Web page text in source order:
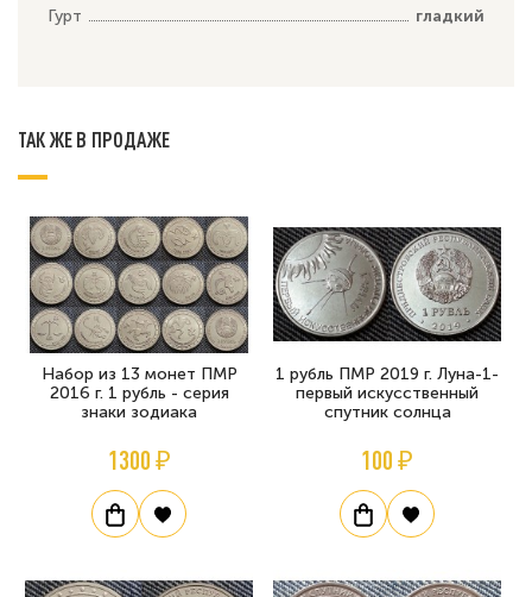
Гурт
гладкий
ТАК ЖЕ В ПРОДАЖЕ
Набор из 13 монет ПМР
2016 г. 1 рубль - серия
знаки зодиака
1300 ₽
1 рубль ПМР 2019 г. Луна-1-
первый искусственный
спутник солнца
100 ₽